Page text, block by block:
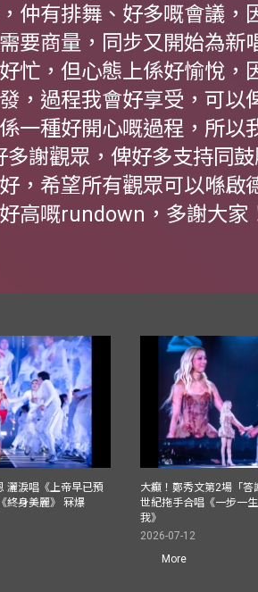
仲有排舞、好多嘅會議，
要商量，同步又開始為新
忙，但心態上係好愉悅，
，過程我會好享受，可以
一種好開心嘅過程，所以
多謝觀眾，俾好多支持同
，希望所有觀眾可以喺啟
高嘅rundown，多謝大家
灑淚唱《上帝早已預
終身美麗》 冧爆
大癲！鄭秀文第2場「
世紀拖手合唱《一步一
我》
2026-07-12
More